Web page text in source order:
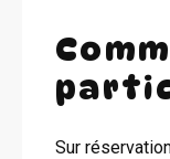
Sur